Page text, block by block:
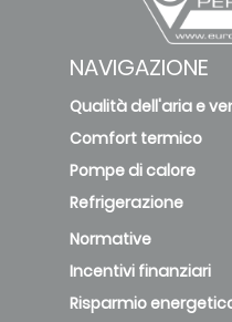
NAVIGAZIONE
Qualità dell'aria e
Comfort termico
Pompe di calore
Refrigerazione
Normative
Incentivi finanziari
Risparmio